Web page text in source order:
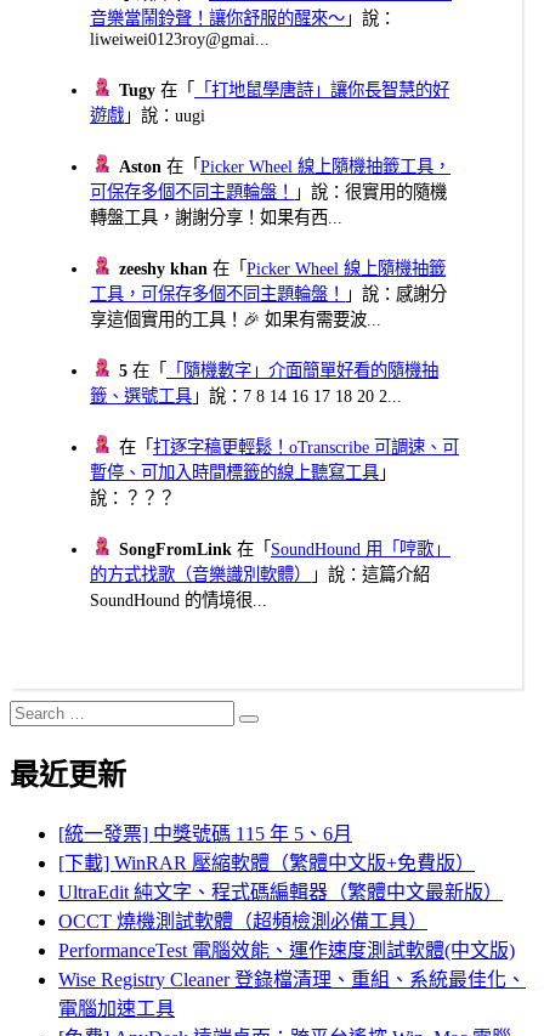
音樂當鬧鈴聲！讓你舒服的醒來～ 」說：
liweiwei0123roy@gmai...
Tugy 在「
「打地鼠學唐詩」讓你長智慧的好
遊戲 」說：uugi
Aston 在「Picker Wheel 線上隨機抽籤工具，
可保存多個不同主題輪盤！
」說：很實用的隨機
轉盤工具，謝謝分享！如果有西...
zeeshy khan 在「Picker Wheel 線上隨機抽籤
工具，可保存多個不同主題輪盤！
」說：感謝分
享這個實用的工具！🎉 如果有需要波...
5 在「
「隨機數字」介面簡單好看的隨機抽
籤、選號工具 」說：7 8 14 16 17 18 20 2...
在「打逐字稿更輕鬆！oTranscribe 可調速、可
暫停、可加入時間標籤的線上聽寫工具 」
說：？？？
SongFromLink 在「 SoundHound 用「哼歌」
的方式找歌（音樂識別軟體）
」說：這篇介紹
SoundHound 的情境很...
Search
for:
Search
最近更新
[統一發票] 中獎號碼 115 年 5、6月
[下載] WinRAR 壓縮軟體（繁體中文版+免費版）
UltraEdit 純文字、程式碼編輯器（繁體中文最新版）
OCCT 燒機測試軟體（超頻檢測必備工具）
PerformanceTest 電腦效能、運作速度測試軟體(中文版)
Wise Registry Cleaner 登錄檔清理、重組、系統最佳化、
電腦加速工具